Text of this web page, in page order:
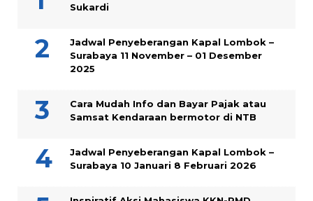
Sukardi
Jadwal Penyeberangan Kapal Lombok –
Surabaya 11 November – 01 Desember
2025
Cara Mudah Info dan Bayar Pajak atau
Samsat Kendaraan bermotor di NTB
Jadwal Penyeberangan Kapal Lombok –
Surabaya 10 Januari 8 Februari 2026